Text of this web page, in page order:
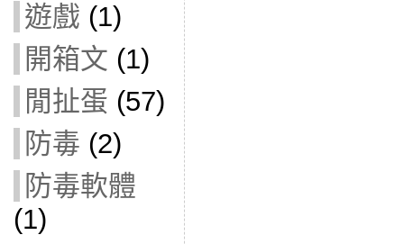
遊戲 (1)
開箱文 (1)
閒扯蛋 (57)
防毒 (2)
防毒軟體
(1)